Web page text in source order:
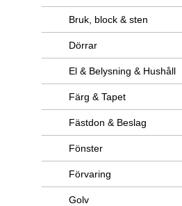
Bruk, block & sten
Dörrar
El & Belysning & Hushåll
Färg & Tapet
Fästdon & Beslag
Fönster
Förvaring
Golv